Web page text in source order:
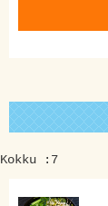
Kokku :7